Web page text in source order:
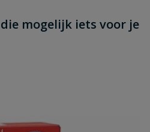
mogelijk iets voor je